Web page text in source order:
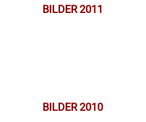
BILDER 2011
BILDER 2010